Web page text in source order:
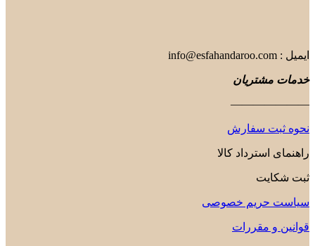
ایمیل : info@esfahandaroo.com
خدمات مشتریان
———————
نحوه ثبت سفارش
راهنمای استرداد کالا
ثبت شکایت
سیاست حریم خصوصی
قوانین و مقررات